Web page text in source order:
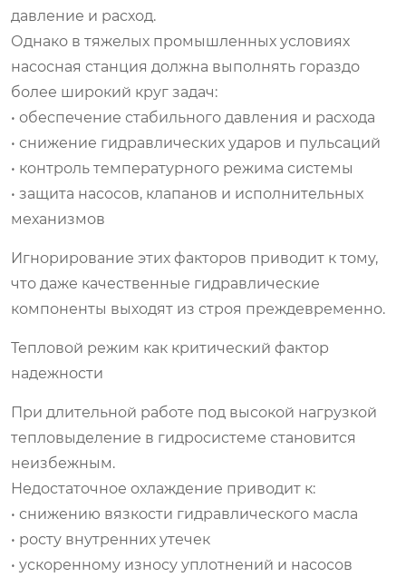
давление и расход.
Однако в тяжелых промышленных условиях
насосная станция должна выполнять гораздо
более широкий круг задач:
• обеспечение стабильного давления и расхода
• снижение гидравлических ударов и пульсаций
• контроль температурного режима системы
• защита насосов, клапанов и исполнительных
механизмов
Игнорирование этих факторов приводит к тому,
что даже качественные гидравлические
компоненты выходят из строя преждевременно.
Тепловой режим как критический фактор
надежности
При длительной работе под высокой нагрузкой
тепловыделение в гидросистеме становится
неизбежным.
Недостаточное охлаждение приводит к:
• снижению вязкости гидравлического масла
• росту внутренних утечек
• ускоренному износу уплотнений и насосов